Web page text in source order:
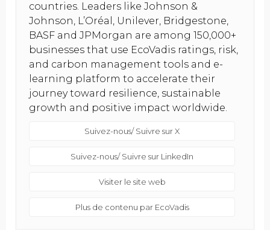
countries. Leaders like Johnson &
Johnson, L’Oréal, Unilever, Bridgestone,
BASF and JPMorgan are among 150,000+
businesses that use EcoVadis ratings, risk,
and carbon management tools and e-
learning platform to accelerate their
journey toward resilience, sustainable
growth and positive impact worldwide.
Suivez-nous/ Suivre sur X
Suivez-nous/ Suivre sur LinkedIn
Visiter le site web
Plus de contenu par EcoVadis